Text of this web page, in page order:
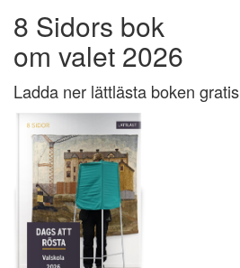
8 Sidors bok
om valet 2026
Ladda ner lättlästa boken gratis